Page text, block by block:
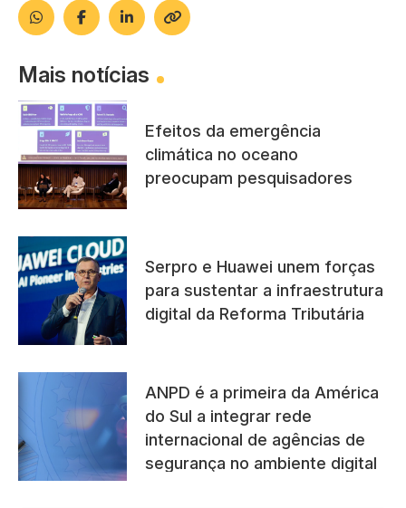
Mais notícias
Efeitos da emergência
climática no oceano
preocupam pesquisadores
Serpro e Huawei unem forças
para sustentar a infraestrutura
digital da Reforma Tributária
ANPD é a primeira da América
do Sul a integrar rede
internacional de agências de
segurança no ambiente digital